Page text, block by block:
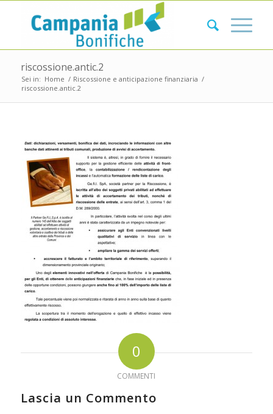
riscossione.antic.2
Sei in: Home / Riscossione e anticipazione finanziaria /
riscossione.antic.2
0
COMMENTI
Lascia un Commento